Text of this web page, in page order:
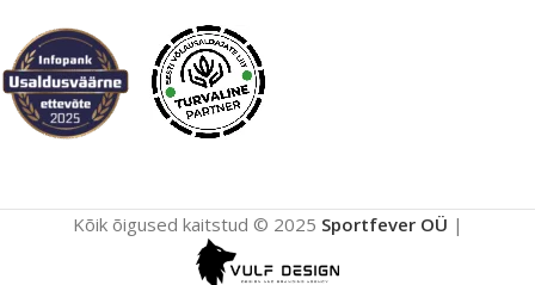
Kõik õigused kaitstud © 2025 Sportfever OÜ |